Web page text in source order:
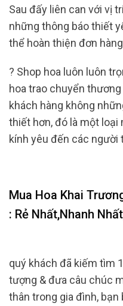
Sau đấy liên can với vị
những thông báo thiết
thể hoàn thiện đơn
? Shop hoa luôn luôn
hoa trao chuyển
khách hàng không
thiết hơn, đó là một loại
kính yêu đến các người
Mua Hoa Khai
: Rẻ Nhất,Nhanh
quý khách đã kiếm tìm
tượng & đưa câu chúc
thân trong gia đình,